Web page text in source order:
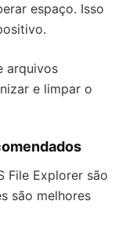
espaço. Isso
arquivos
e limpar o
File Explorer são
são melhores